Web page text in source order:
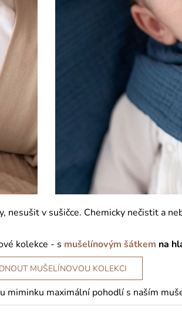
nesušit v sušičce. Chemicky nečistit a
kolekce - s mušelínovým šátkem na
MUŠELÍNOVOU KOLEKCI
miminku maximální pohodlí s naším